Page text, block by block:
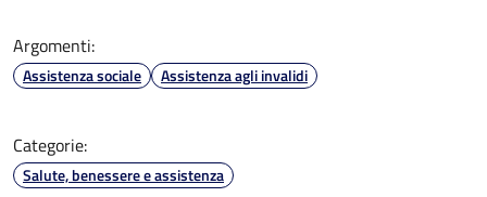
Argomenti:
Assistenza sociale Assistenza agli invalidi
Categorie:
Salute, benessere e assistenza